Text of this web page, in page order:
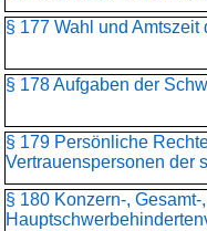
§ 177 Wahl und
§ 178 Aufgaben der
§ 179 Persönliche
Vertrauenspersonen der
§ 180 Konzern-, Gesamt-